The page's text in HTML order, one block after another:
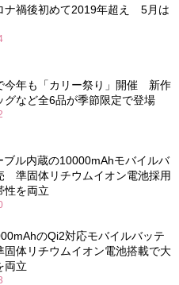
ナ禍後初めて2019年超え 5月は
今年も「カリー祭り」開催 新作
グなど全6品が季節限定で登場
ブル内蔵の10000mAhモバイルバ
準固体リチウムイオン電池採用
性を両立
のQi2対応モバイルバッテ
体リチウムイオン電池搭載で大
両立